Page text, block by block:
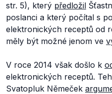
str. 5), který předložil
poslanci a který počítal s
elektronických receptů od
měly být možné jenom ve
V roce 2014 však došlo k
elektronických receptů.
Svatopluk Němeček